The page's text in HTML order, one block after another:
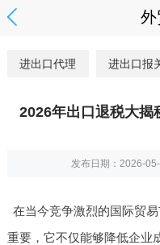
外
进出口代理 进出口报
2026年出口退税大揭
发布日期：2026-
在当今竞争激烈的国际贸
重要，它不仅能够降低企业